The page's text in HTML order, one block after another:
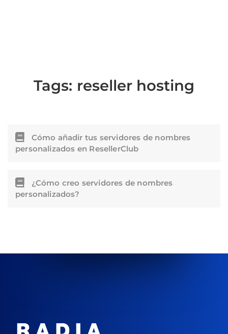
Tags: reseller hosting
Cómo añadir tus servidores de nombres
personalizados en ResellerClub
¿Cómo creo servidores de nombres
personalizados?